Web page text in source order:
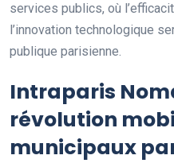
services publics, où
l’innovation technologique
publique parisienne.
Intraparis
révolution
municipaux